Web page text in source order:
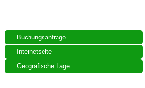
Buchungsanfrage
Internetseite
Geografische Lage